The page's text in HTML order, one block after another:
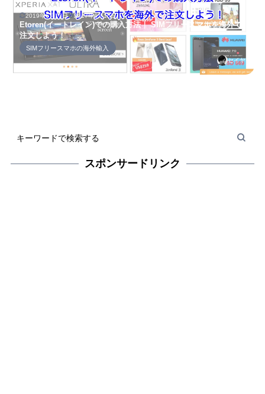
2019年6月13日 2017年6月16日
Etoren(イートレイン)での購入方法｜ SIMフリースマホを海外で
注文しよう！
SIMフリースマホの海外輸入
セイヤ
スポンサードリンク